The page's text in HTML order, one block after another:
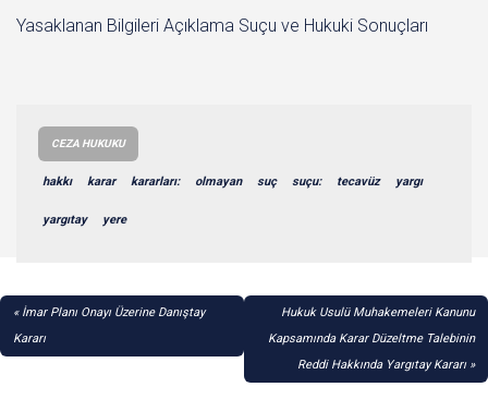
Yasaklanan Bilgileri Açıklama Suçu ve Hukuki Sonuçları
CEZA HUKUKU
hakkı karar kararları: olmayan suç suçu: tecavüz yargı
yargıtay yere
YAZI
GEZINMESI
İmar Planı Onayı Üzerine Danıştay
Kararı
Hukuk Usulü Muhakemeleri Kanunu
Kapsamında Karar Düzeltme Talebinin
Reddi Hakkında Yargıtay Kararı